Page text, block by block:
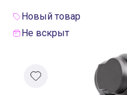
Договор оферты
Реквизиты
Новый товар
Не вскрыт